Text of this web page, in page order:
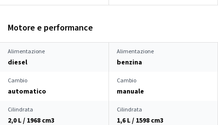
Motore e performance
Alimentazione
diesel
Alimentazione
benzina
Cambio
automatico
Cambio
manuale
Cilindrata
2,0 L / 1968 cm3
Cilindrata
1,6 L / 1598 cm3